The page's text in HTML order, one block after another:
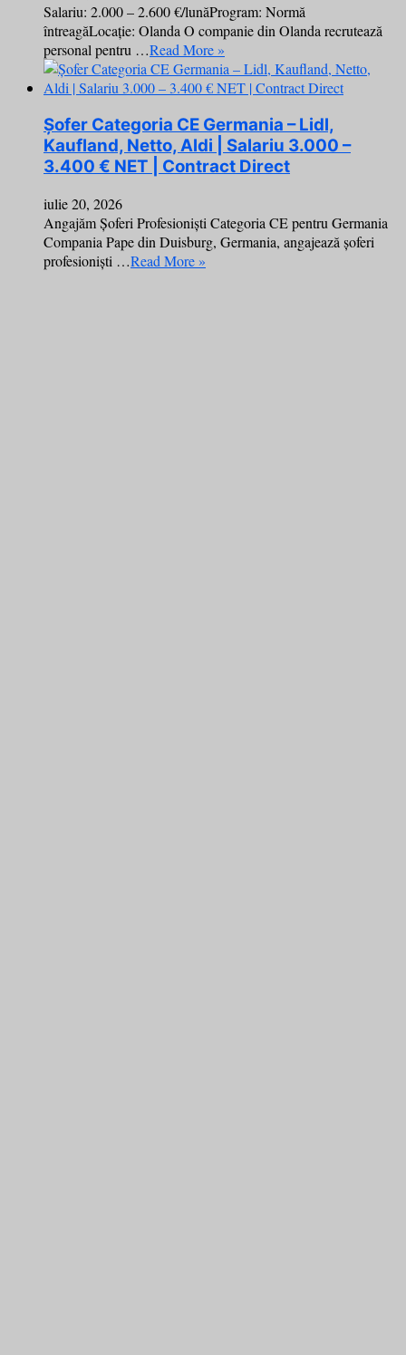
Salariu: 2.000 – 2.600 €/lunăProgram: Normă
întreagăLocație: Olanda O companie din Olanda recrutează
personal pentru …Read More »
Șofer Categoria CE Germania – Lidl,
Kaufland, Netto, Aldi | Salariu 3.000 –
3.400 € NET | Contract Direct
iulie 20, 2026
Angajăm Șoferi Profesioniști Categoria CE pentru Germania
Compania Pape din Duisburg, Germania, angajează șoferi
profesioniști …Read More »